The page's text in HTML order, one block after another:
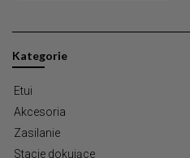
Kategorie
Etui
Akcesoria
Zasilanie
Stacje dokujące